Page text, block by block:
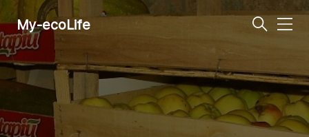
My-ecoLife
메